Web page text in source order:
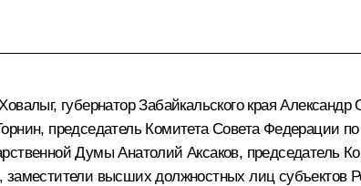
, губернатор Забайкальского краяАлександр
председатель Комитета Совета Федерации
Думы Анатолий Аксаков, председатель
высших должностных лиц субъектов